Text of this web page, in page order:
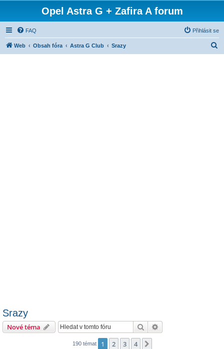
Opel Astra G + Zafira A forum
FAQ Přihlásit se
Web Obsah fóra Astra G Club Srazy
Srazy
Nové téma Hledat
190 témat 1 2 3 4